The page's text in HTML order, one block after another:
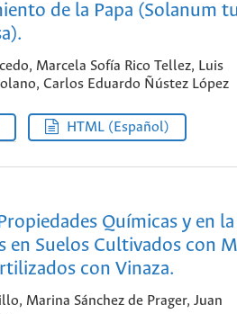
de la Papa (Solanum
Marcela Sofía Rico Tellez, Luis
Carlos Eduardo Ñústez López
HTML (Español)
Químicas y en
en Suelos Cultivados con
con Vinaza.
Marina Sánchez de Prager, Juan